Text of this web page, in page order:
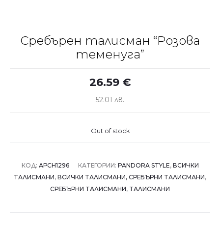
Сребърен талисман “Розова
теменуга”
26.59 €
52.01 лв.
Out of stock
КОД: АРCH1296 КАТЕГОРИИ: PANDORA STYLE, ВСИЧКИ
ТАЛИСМАНИ, ВСИЧКИ ТАЛИСМАНИ, СРЕБЪРНИ ТАЛИСМАНИ,
СРЕБЪРНИ ТАЛИСМАНИ, ТАЛИСМАНИ